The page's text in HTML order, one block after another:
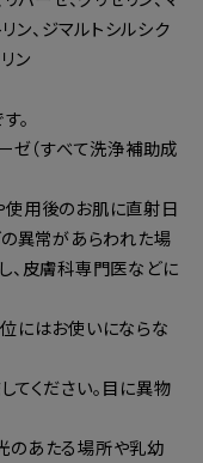
ン、ジマルトシルシク
ン
。
ゼ（すべて洗浄補助成
使用後のお肌に直射日
の異常があらわれた場
、皮膚科専門医などに
にはお使いにならな
てください。目に異物
のあたる場所や乳幼